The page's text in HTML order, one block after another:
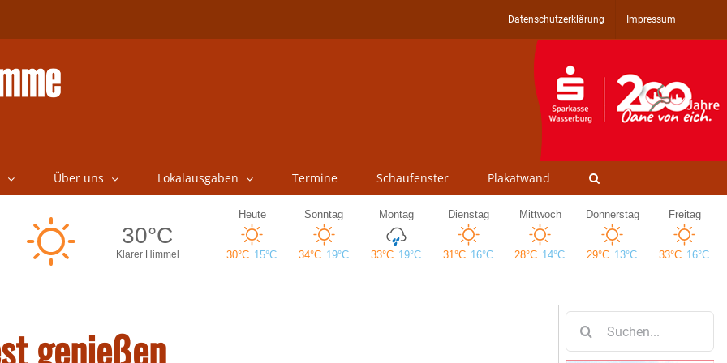
Datenschutzerklärung Impressum
Über uns Lokalausgaben Termine Schaufenster Plakatwand
genießen
nach: